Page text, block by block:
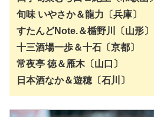
旬味 いやさか＆龍力〔兵庫〕
すたんどNote.＆楯野川〔山形〕
十三酒場一歩＆十石〔京都〕
常夜亭 徳＆雁木〔山口〕
日本酒なか＆遊穂〔石川〕